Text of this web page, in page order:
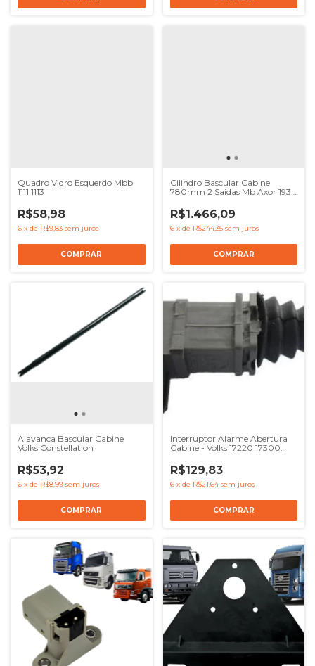
Quadro Vidro Esquerdo Mbb
1111 1113
R$58,98
6 x de R$9,83 sem juros
Cilindro Bascular Cabine
780mm 2 Saidas Mb Axor 1938
R$1.466,09
6 x de R$244,35 sem juros
Alavanca Bascular Cabine
Volks Constellation
R$53,92
6 x de R$8,99 sem juros
Interruptor Alarme Abertura
Cabine - Volks 17220 17300
R$129,83
6 x de R$21,64 sem juros